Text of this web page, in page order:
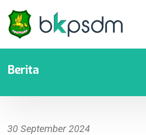
Berita
30 September 2024